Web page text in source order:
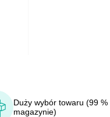
Duży wybór towaru (99 %
magazynie)